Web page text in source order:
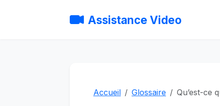
Assistance Video
Accueil Glossaire Qu’est-ce